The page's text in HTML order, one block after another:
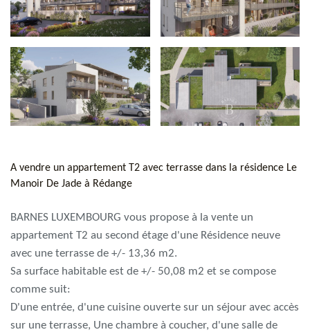
A vendre un appartement T2 avec terrasse dans la résidence Le
Manoir De Jade à Rédange
BARNES LUXEMBOURG vous propose à la vente un
appartement T2 au second étage d'une Résidence neuve
avec une terrasse de +/- 13,36 m2.
Sa surface habitable est de +/- 50,08 m2 et se compose
comme suit:
D'une entrée, d'une cuisine ouverte sur un séjour avec accès
sur une terrasse, Une chambre à coucher, d'une salle de